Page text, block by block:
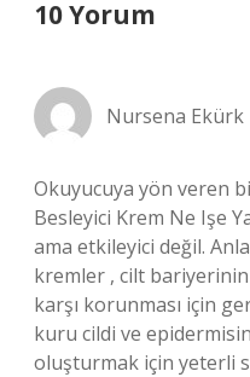
10 Yorum
Nursena Ekürk
Okuyucuya yön veren
Besleyici Krem Ne Işe
ama etkileyici değil.
kremler , cilt bariyerinin
karşı korunması için
kuru cildi ve
oluşturmak için yeterli